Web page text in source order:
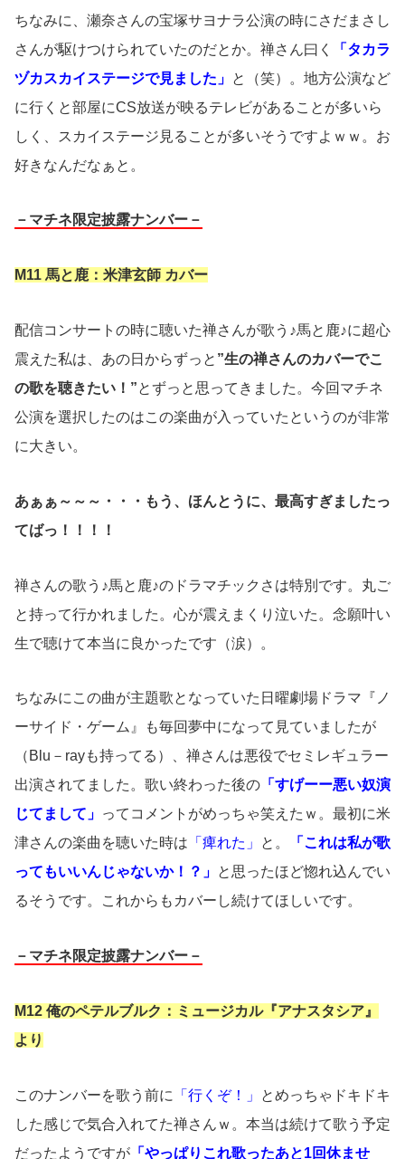
ちなみに、瀬奈さんの宝塚サヨナラ公演の時にさだまさし
さんが駆けつけられていたのだとか。禅さん曰く
「タカラ
ヅカスカイステージで見ました」 と（笑）。地方公演など
に行くと部屋にCS放送が映るテレビがあることが多いら
しく、スカイステージ見ることが多いそうですよｗｗ。お
好きなんだなぁと。
－マチネ限定披露ナンバー－
M11 馬と鹿：米津玄師 カバー
配信コンサートの時に聴いた禅さんが歌う♪馬と鹿♪に超心
震えた私は、あの日からずっと ”生の禅さんのカバーでこ
の歌を聴きたい！”とずっと思ってきました。今回マチネ
公演を選択したのはこの楽曲が入っていたというのが非常
に大きい。
あぁぁ～～～・・・もう、ほんとうに、最高すぎましたっ
てばっ！！！！
禅さんの歌う♪馬と鹿♪のドラマチックさは特別です。丸ご
と持って行かれました。心が震えまくり泣いた。念願叶い
生で聴けて本当に良かったです（涙）。
ちなみにこの曲が主題歌となっていた日曜劇場ドラマ『ノ
ーサイド・ゲーム』も毎回夢中になって見ていましたが
（Blu－rayも持ってる）、禅さんは悪役でセミレギュラー
出演されてました。歌い終わった後の 「すげーー悪い奴演
じてまして」 ってコメントがめっちゃ笑えたｗ。最初に米
津さんの楽曲を聴いた時は 「痺れた」 と。
「これは私が歌
ってもいいんじゃないか！？」 と思ったほど惚れ込んでい
るそうです。これからもカバーし続けてほしいです。
－マチネ限定披露ナンバー－
M12 俺のペテルブルク：ミュージカル『アナスタシア』
より
このナンバーを歌う前に 「行くぞ！」
とめっちゃドキドキ
した感じで気合入れてた禅さんｗ。本当は続けて歌う予定
だったようですが 「やっぱりこれ歌ったあと1回休ませ